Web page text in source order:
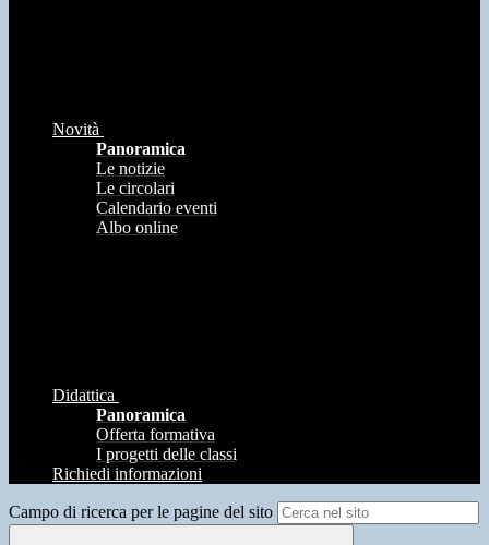
Novità
Panoramica
Le notizie
Le circolari
Calendario eventi
Albo online
Didattica
Panoramica
Offerta formativa
I progetti delle classi
Richiedi informazioni
Campo di ricerca per le pagine del sito